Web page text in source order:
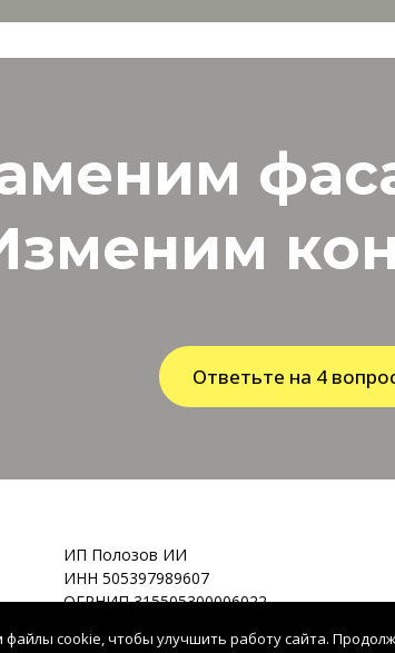
Ответьте на 4
ИП Полозов ИИ
ИНН 505397989607
ОГРНИП 315505300006022
cookie, чтобы улучшить работу сайта.